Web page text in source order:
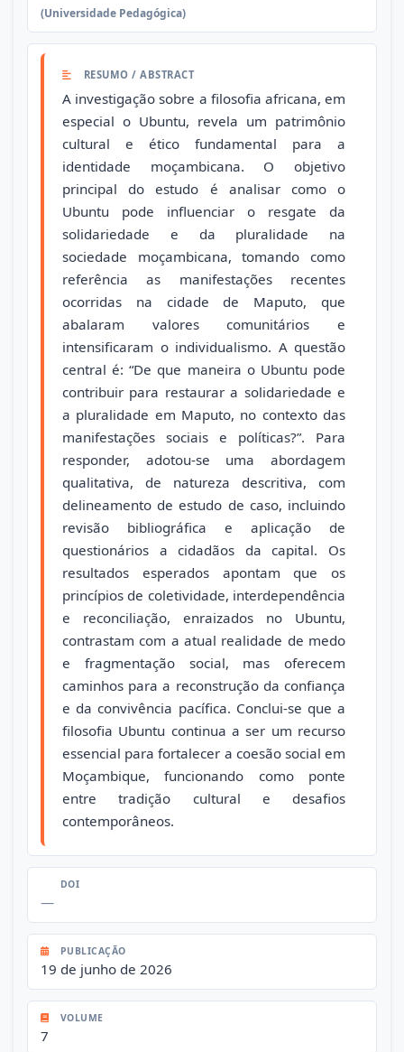
(Universidade Pedagógica)
RESUMO / ABSTRACT
A investigação sobre a filosofia africana, em
especial o Ubuntu, revela um patrimônio
cultural e ético fundamental para a
identidade moçambicana. O objetivo
principal do estudo é analisar como o
Ubuntu pode influenciar o resgate da
solidariedade e da pluralidade na
sociedade moçambicana, tomando como
referência as manifestações recentes
ocorridas na cidade de Maputo, que
abalaram valores comunitários e
intensificaram o individualismo. A questão
central é: “De que maneira o Ubuntu pode
contribuir para restaurar a solidariedade e
a pluralidade em Maputo, no contexto das
manifestações sociais e políticas?”. Para
responder, adotou-se uma abordagem
qualitativa, de natureza descritiva, com
delineamento de estudo de caso, incluindo
revisão bibliográfica e aplicação de
questionários a cidadãos da capital. Os
resultados esperados apontam que os
princípios de coletividade, interdependência
e reconciliação, enraizados no Ubuntu,
contrastam com a atual realidade de medo
e fragmentação social, mas oferecem
caminhos para a reconstrução da confiança
e da convivência pacífica. Conclui-se que a
filosofia Ubuntu continua a ser um recurso
essencial para fortalecer a coesão social em
Moçambique, funcionando como ponte
entre tradição cultural e desafios
contemporâneos.
DOI
—
PUBLICAÇÃO
19 de junho de 2026
VOLUME
7